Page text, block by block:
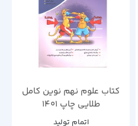
کتاب علوم نهم نوین کامل
طلایی چاپ 1401
اتمام تولید